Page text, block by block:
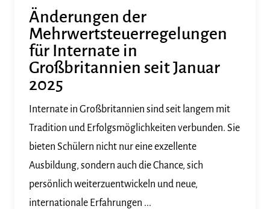
Änderungen der
Mehrwertsteuerregelungen
für Internate in
Großbritannien seit Januar
2025
Internate in Großbritannien sind seit langem mit
Tradition und Erfolgsmöglichkeiten verbunden. Sie
bieten Schülern nicht nur eine exzellente
Ausbildung, sondern auch die Chance, sich
persönlich weiterzuentwickeln und neue,
internationale Erfahrungen ...